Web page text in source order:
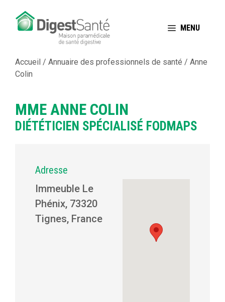
MENU
Accueil / Annuaire des professionnels de santé / Anne
Colin
MME ANNE COLIN
DIÉTÉTICIEN SPÉCIALISÉ FODMAPS
Adresse
Immeuble Le
Phénix, 73320
Tignes, France